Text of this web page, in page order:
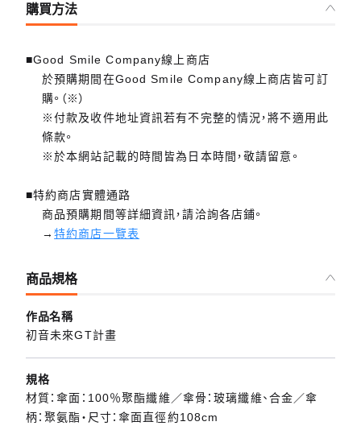
購買方法
■Good Smile Company線上商店
於預購期間在Good Smile Company線上商店皆可訂
購。（※）
※付款及收件地址資訊若有不完整的情況，將不適用此
條款。
※於本網站記載的時間皆為日本時間，敬請留意。
■特約商店實體通路
商品預購期間等詳細資訊，請洽詢各店鋪。
→特約商店一覽表
商品規格
作品名稱
初音未來GT計畫
規格
材質：傘面：100％聚酯纖維／傘骨：玻璃纖維、合金／傘
柄：聚氨酯・尺寸：傘面直徑約108cm